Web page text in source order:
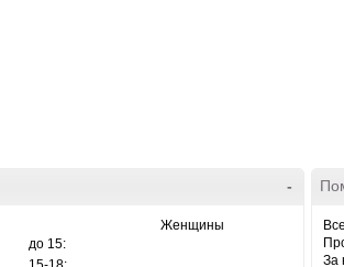
-
Женщины
до 15:
За